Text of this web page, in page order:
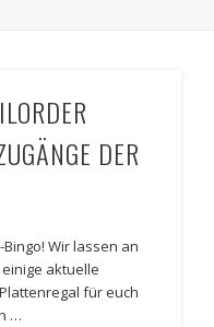
DER
Wir lassen an
aktuelle
für euch
…